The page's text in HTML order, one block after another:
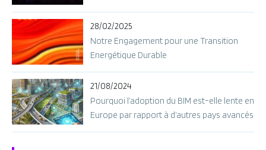
c
e
s
28/02/2025
Notre Engagement pour une Transition
Energétique Durable
21/08/2024
Pourquoi l’adoption du BIM est-elle lente en
Europe par rapport à d’autres pays avancés
?